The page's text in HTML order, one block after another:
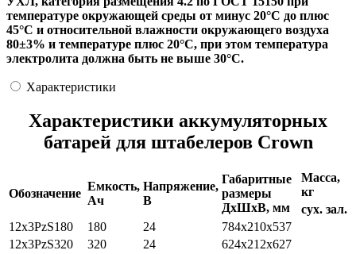
температуре окружающей среды от минус 20°С до плюс
45°С и относительной влажности окружающего воздуха
80±3% и температуре плюс 20°С, при этом температура
электролита должна быть не выше 30°С.
Характеристики
Характеристики аккумуляторных
батарей для штабелеров Crown
Обозначение
Емкость,
Ач
Напряжение,
В
Габаритные
размеры
ДхШхВ, мм
Масса,
кг
сух. зал.
12х3PzS180
180 24
784x210x537
12x3PzS320
320 24
624x212x627